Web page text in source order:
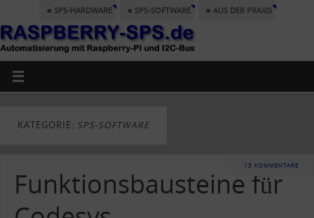
■ SPS-HARDWARE ■ SPS-SOFTWARE ■ AUS DER PRAXIS
KATEGORIE: SPS-SOFTWARE
13 KOMMENTARE
Funktionsbausteine für